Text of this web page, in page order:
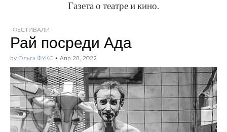
Газета о театре и
кино.
Газета о театре и кино.
ФЕСТИВАЛИ
Рай посреди Ада
by Ольга ФУКС • Апр 28, 2022